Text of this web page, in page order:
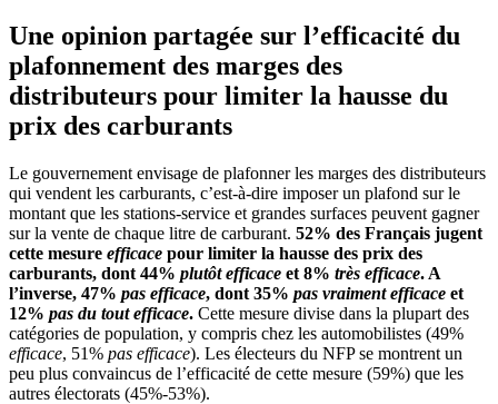
Une opinion partagée sur l’efficacité du
plafonnement des marges des
distributeurs pour limiter la hausse du
prix des carburants
Le gouvernement envisage de plafonner les marges des distributeurs
qui vendent les carburants, c’est-à-dire imposer un plafond sur le
montant que les stations-service et grandes surfaces peuvent gagner
sur la vente de chaque litre de carburant. 52% des Français jugent
cette mesure efficace pour limiter la hausse des prix des
carburants, dont 44% plutôt efficace et 8% très efficace. A
l’inverse, 47% pas efficace, dont 35% pas vraiment efficace et
12% pas du tout efficace. Cette mesure divise dans la plupart des
catégories de population, y compris chez les automobilistes (49%
efficace, 51% pas efficace). Les électeurs du NFP se montrent un
peu plus convaincus de l’efficacité de cette mesure (59%) que les
autres électorats (45%-53%).